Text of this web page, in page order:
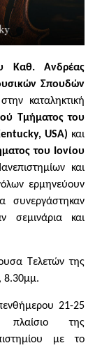
Καθ. Ανδρέας
Σπουδών
καταληκτική
Τμήματος του
USA) και
του Ιονίου
και
ερμηνεύουν
σεμινάρια και
Τελετών της
8.30μμ.
21-25
πλαίσιο της
με το